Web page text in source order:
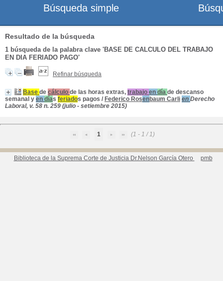
Resultado de la búsqueda
1 búsqueda de la palabra clave 'BASE DE CALCULO DEL TRABAJO
EN DIA FERIADO PAGO'
Refinar búsqueda
Base de cálculo de las horas extras, trabajo en día de descanso
semanal y en días feriados pagos / Federico Rosenbaum Carli en Derecho
Laboral, v. 58 n. 259 (julio - setiembre 2015)
1 (1 - 1 / 1)
Biblioteca de la Suprema Corte de Justicia Dr.Nelson García Otero pmb
Búsqueda simple